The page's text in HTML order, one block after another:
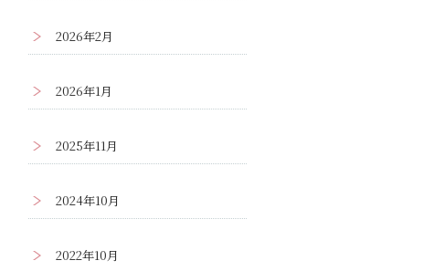
2026年2月
2026年1月
2025年11月
2024年10月
2022年10月